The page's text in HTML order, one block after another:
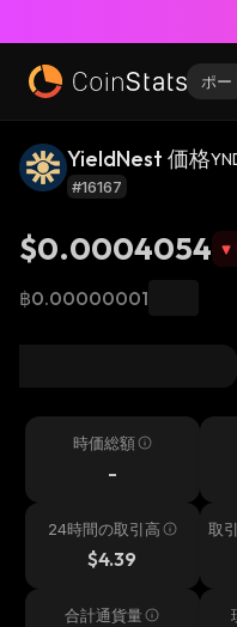
ポー
YieldNest 価格
#16167
$0.0004054
฿0.00000001
時価総額
-
24時間の取引高
$4.39
取
合計通貨量